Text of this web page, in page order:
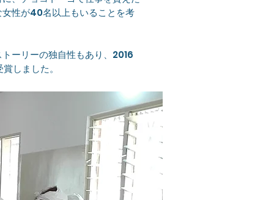
性が40名以上もいることを考
ーリーの独自性もあり、2016
ました。